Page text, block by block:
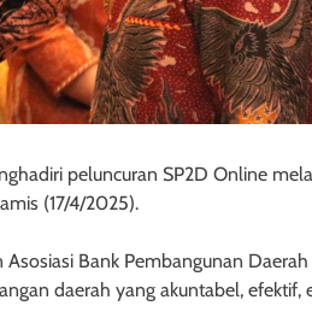
peluncuran SP2D Online
(17/4/2025).
Bank Pembangunan Daerah
daerah yang akuntabel, efektif,